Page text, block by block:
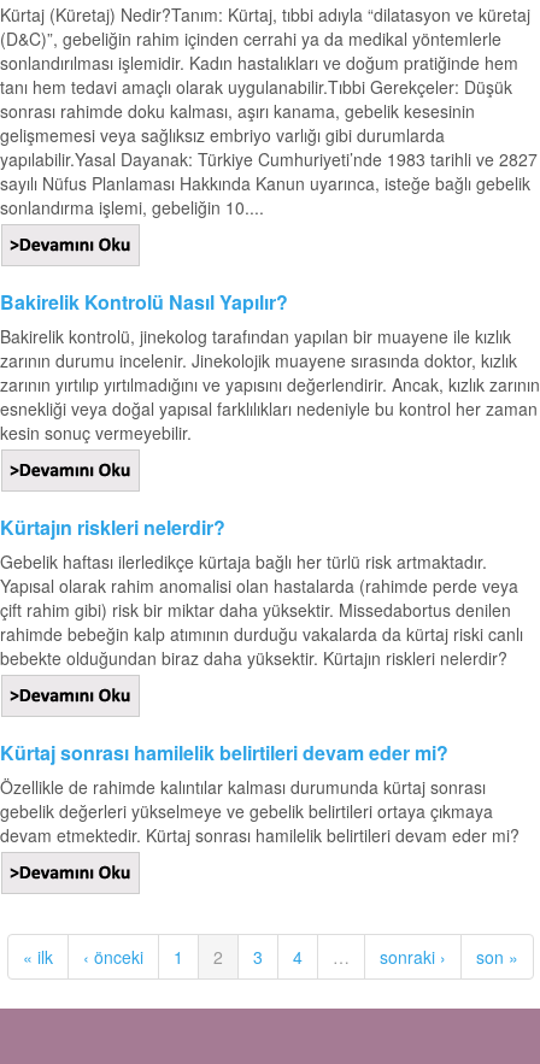
Kürtaj (Küretaj) Nedir?Tanım: Kürtaj, tıbbi adıyla “dilatasyon ve küretaj
(D&C)”, gebeliğin rahim içinden cerrahi ya da medikal yöntemlerle
sonlandırılması işlemidir. Kadın hastalıkları ve doğum pratiğinde hem
tanı hem tedavi amaçlı olarak uygulanabilir.Tıbbi Gerekçeler: Düşük
sonrası rahimde doku kalması, aşırı kanama, gebelik kesesinin
gelişmemesi veya sağlıksız embriyo varlığı gibi durumlarda
yapılabilir.Yasal Dayanak: Türkiye Cumhuriyeti’nde 1983 tarihli ve 2827
sayılı Nüfus Planlaması Hakkında Kanun uyarınca, isteğe bağlı gebelik
sonlandırma işlemi, gebeliğin 10....
Bakirelik Kontrolü Nasıl Yapılır?
Bakirelik kontrolü, jinekolog tarafından yapılan bir muayene ile kızlık
zarının durumu incelenir. Jinekolojik muayene sırasında doktor, kızlık
zarının yırtılıp yırtılmadığını ve yapısını değerlendirir. Ancak, kızlık zarının
esnekliği veya doğal yapısal farklılıkları nedeniyle bu kontrol her zaman
kesin sonuç vermeyebilir.
Kürtajın riskleri nelerdir?
Gebelik haftası ilerledikçe kürtaja bağlı her türlü risk artmaktadır.
Yapısal olarak rahim anomalisi olan hastalarda (rahimde perde veya
çift rahim gibi) risk bir miktar daha yüksektir. Missedabortus denilen
rahimde bebeğin kalp atımının durduğu vakalarda da kürtaj riski canlı
bebekte olduğundan biraz daha yüksektir. Kürtajın riskleri nelerdir?
Kürtaj sonrası hamilelik belirtileri devam eder mi?
Özellikle de rahimde kalıntılar kalması durumunda kürtaj sonrası
gebelik değerleri yükselmeye ve gebelik belirtileri ortaya çıkmaya
devam etmektedir. Kürtaj sonrası hamilelik belirtileri devam eder mi?
« ilk ‹ önceki 1 2 3 4 … sonraki › son »